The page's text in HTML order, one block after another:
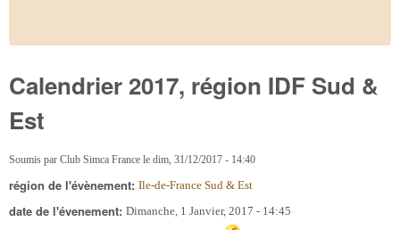
Calendrier 2017, région IDF Sud &
Est
Soumis par Club Simca France le dim, 31/12/2017 - 14:40
région de l'évènement: Ile-de-France Sud & Est
date de l'évenement: Dimanche, 1 Janvier, 2017 - 14:45